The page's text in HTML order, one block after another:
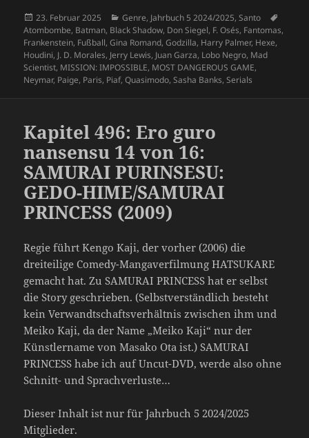
Veröffentlicht
am
23. Februar 2025 Kategorien
Genre, Jahrbuch 5 2024/2025,Santo
Atombombe, Batman, Black Shadow, Don Siegel, F. Osés, Fantomas,
Frankenstein, Fußball,Gina Romand,Godzilla, Harry Palmer, Hexe,
Houdini, J. D. Morales, Jerry Lewis, Juan Garza, Lobo Negro, Mad
Scientist, MISSION: IMPOSSIBLE, MOST DANGEROUS GAME,
Neymar, Paige, Paris, Piaf,Quasimodo,Sasha Banks,Serials
Kapitel 496: Ero guro
nansensu 14 von 16:
SAMURAI PURINSESU:
GEDO-HIME/SAMURAI
PRINCESS (2009)
Regie führt Kengo Kaji, der vorher (2006) die
dreiteilige Comedy-Mangaverfilmung HATSUKARE
gemacht hat. Zu SAMURAI PRINCESS hat er selbst
die Story geschrieben. (Selbstverständlich besteht
kein Verwandtschaftsverhältnis zwischen ihm und
Meiko Kaji, da der Name „Meiko Kaji“ nur der
Künstlername von Masako Ota ist.) SAMURAI
PRINCESS habe ich auf Uncut-DVD, werde also ohne
Schnitt- und Sprachverluste…
Dieser Inhalt ist nur für Jahrbuch 5 2024/2025
Mitglieder.